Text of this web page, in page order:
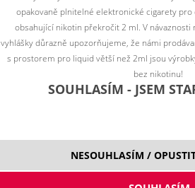
Náhradní hlava ASPIRE BVC
opakovaně plnitelné elektronické cigarety
obsahující nikotin překročit 2 ml. V návaznosti
vyhlášky důrazně upozorňujeme, že námi
s prostorem pro liquid větší než 2ml jsou
bez nikotinu!
SOUHLASÍM - JSEM
NESOUHLASÍM /